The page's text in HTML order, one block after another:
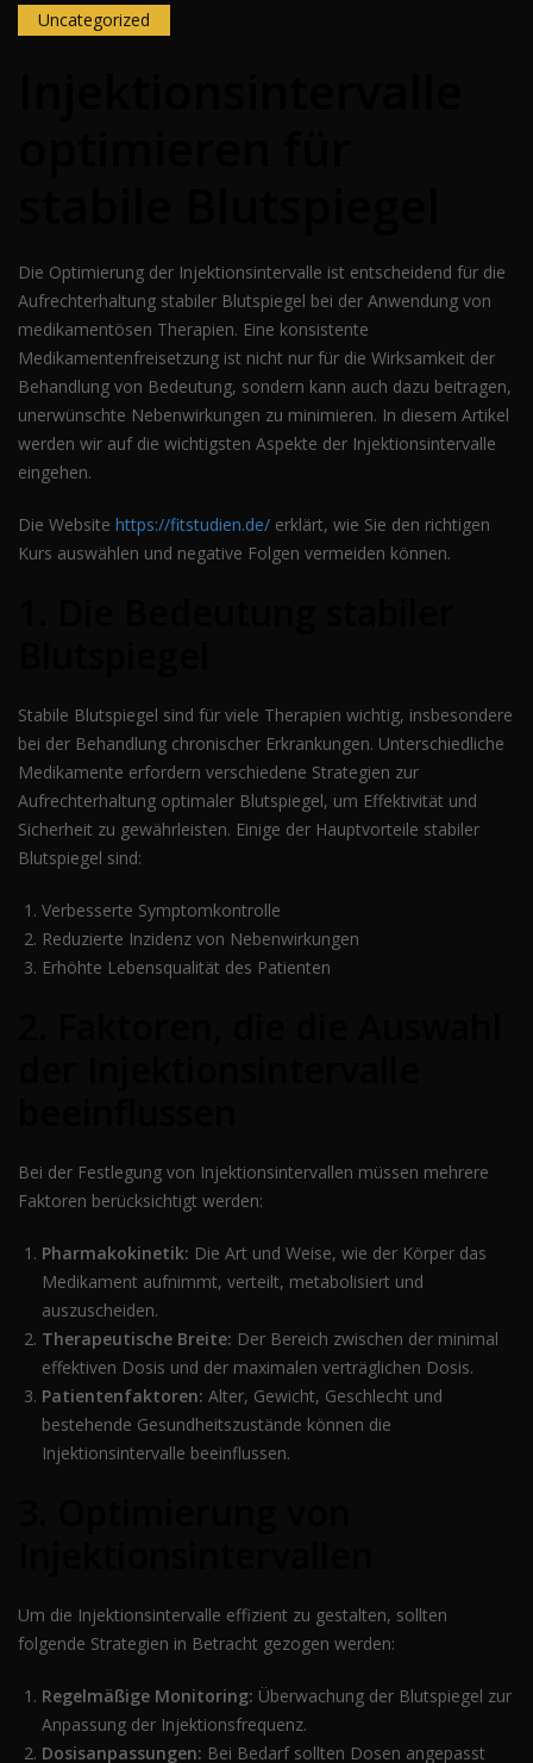
Uncategorized
Die Optimierung der Injektionsintervalle ist entscheidend für die
Aufrechterhaltung stabiler Blutspiegel bei der Anwendung von
medikamentösen Therapien. Eine konsistente
Medikamentenfreisetzung ist nicht nur für die Wirksamkeit der
Behandlung von Bedeutung, sondern kann auch dazu beitragen,
unerwünschte Nebenwirkungen zu minimieren. In diesem Artikel
werden wir auf die wichtigsten Aspekte der Injektionsintervalle
eingehen.
Die Website https://fitstudien.de/ erklärt, wie Sie den richtigen
Kurs auswählen und negative Folgen vermeiden können.
Stabile Blutspiegel sind für viele Therapien wichtig, insbesondere
bei der Behandlung chronischer Erkrankungen. Unterschiedliche
Medikamente erfordern verschiedene Strategien zur
Aufrechterhaltung optimaler Blutspiegel, um Effektivität und
Sicherheit zu gewährleisten. Einige der Hauptvorteile stabiler
Blutspiegel sind:
Verbesserte Symptomkontrolle
Reduzierte Inzidenz von Nebenwirkungen
Erhöhte Lebensqualität des Patienten
Bei der Festlegung von Injektionsintervallen müssen mehrere
Faktoren berücksichtigt werden:
Pharmakokinetik: Die Art und Weise, wie der Körper das
Medikament aufnimmt, verteilt, metabolisiert und
auszuscheiden.
Therapeutische Breite: Der Bereich zwischen der minimal
effektiven Dosis und der maximalen verträglichen Dosis.
Patientenfaktoren: Alter, Gewicht, Geschlecht und
bestehende Gesundheitszustände können die
Injektionsintervalle beeinflussen.
Um die Injektionsintervalle effizient zu gestalten, sollten
folgende Strategien in Betracht gezogen werden:
Regelmäßige Monitoring: Überwachung der Blutspiegel zur
Anpassung der Injektionsfrequenz.
Dosisanpassungen: Bei Bedarf sollten Dosen angepasst